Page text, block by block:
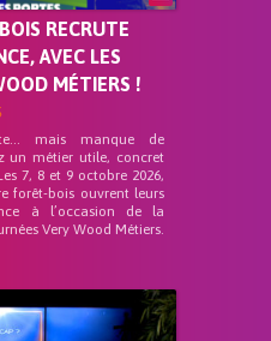
RECRUTE
AVEC LES
MÉTIERS !
mais manque de
un métier utile, concret
7, 8 et 9 octobre 2026,
forêt-bois ouvrent leurs
à l’occasion de la
Very Wood Métiers.